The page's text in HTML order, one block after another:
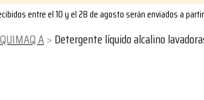
entre el 10 y el 28 de agosto serán enviados a
A Detergente líquido alcalino lavadoras